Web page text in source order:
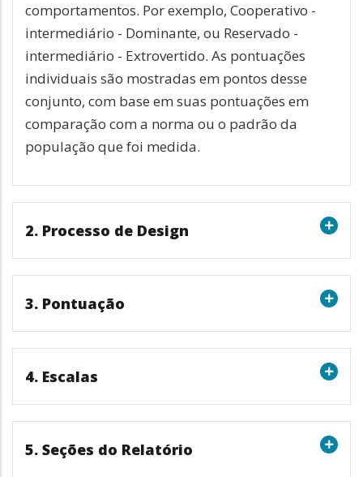
comportamentos. Por exemplo, Cooperativo -
intermediário - Dominante, ou Reservado -
intermediário - Extrovertido. As pontuações
individuais são mostradas em pontos desse
conjunto, com base em suas pontuações em
comparação com a norma ou o padrão da
população que foi medida.
2. Processo de Design
3. Pontuação
4. Escalas
5. Seções do Relatório